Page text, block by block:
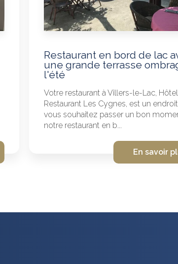
Restaurant en bord de lac
une grande terrasse
l'été
Votre restaurant à Villers-le-Lac,
Restaurant Les Cygnes, est un
vous souhaitez passer un bon
notre restaurant en b...
En savoir